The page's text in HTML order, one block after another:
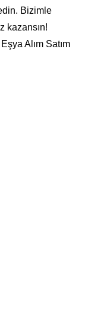
Bizimle
kazansın!
Alım Satım